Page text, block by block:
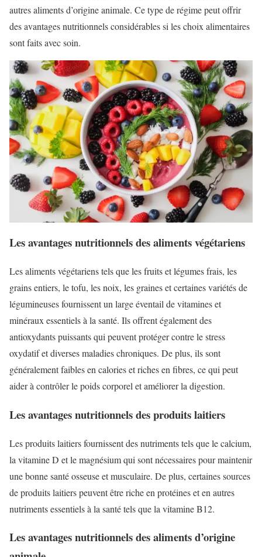
autres aliments d’origine animale. Ce type de régime peut offrir
des avantages nutritionnels considérables si les choix alimentaires
sont faits avec soin.
Les avantages nutritionnels des aliments végétariens
Les aliments végétariens tels que les fruits et légumes frais, les
grains entiers, le tofu, les noix, les graines et certaines variétés de
légumineuses fournissent un large éventail de vitamines et
minéraux essentiels à la santé. Ils offrent également des
antioxydants puissants qui peuvent protéger contre le stress
oxydatif et diverses maladies chroniques. De plus, ils sont
généralement faibles en calories et riches en fibres, ce qui peut
aider à contrôler le poids corporel et améliorer la digestion.
Les avantages nutritionnels des produits laitiers
Les produits laitiers fournissent des nutriments tels que le calcium,
la vitamine D et le magnésium qui sont nécessaires pour maintenir
une bonne santé osseuse et musculaire. De plus, certaines sources
de produits laitiers peuvent être riche en protéines et en autres
nutriments essentiels à la santé tels que la vitamine B12.
Les avantages nutritionnels des aliments d’origine